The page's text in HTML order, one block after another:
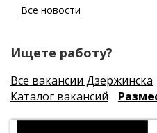
Все новости
Ищете работу?
Все вакансии Дзержинска
Каталог вакансий